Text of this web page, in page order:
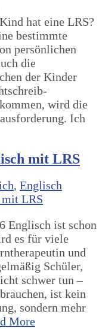
hat eine LRS?
bestimmte
persönlichen
die
der Kinder
wird die
Ich
mit LRS
, Englisch
Englisch ist schon
es für viele
und
Schüler,
schwer tun –
ist kein
sondern mehr
More